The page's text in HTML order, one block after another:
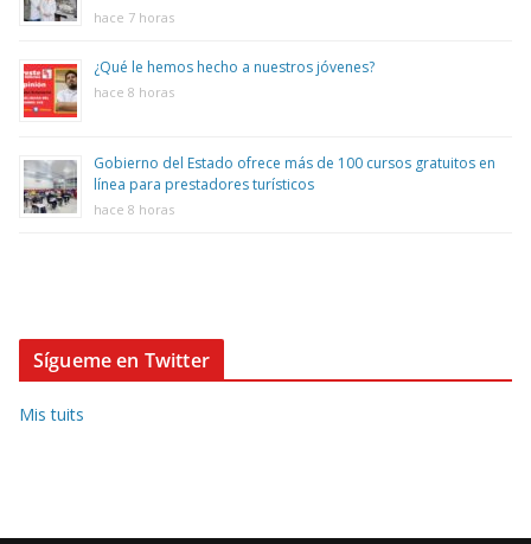
hace 7 horas
¿Qué le hemos hecho a nuestros jóvenes?
hace 8 horas
Gobierno del Estado ofrece más de 100 cursos gratuitos en
línea para prestadores turísticos
hace 8 horas
Sígueme en Twitter
Mis tuits